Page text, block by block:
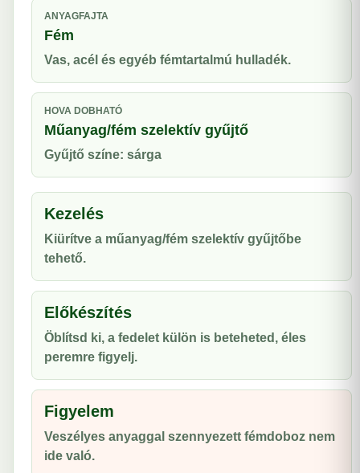
ANYAGFAJTA
Fém
Vas, acél és egyéb fémtartalmú hulladék.
HOVA DOBHATÓ
Műanyag/fém szelektív gyűjtő
Gyűjtő színe: sárga
Kezelés
Kiürítve a műanyag/fém szelektív gyűjtőbe
tehető.
Előkészítés
Öblítsd ki, a fedelet külön is beteheted, éles
peremre figyelj.
Figyelem
Veszélyes anyaggal szennyezett fémdoboz nem
ide való.